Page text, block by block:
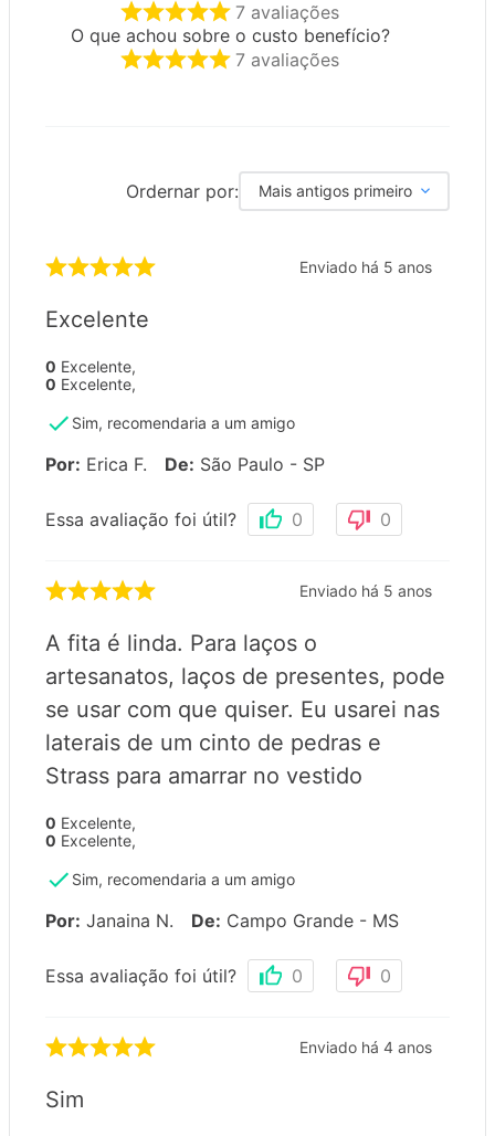
7 avaliações
O que achou sobre o custo benefício?
7 avaliações
Ordernar por: Mais antigos primeiro
Enviado há 5 anos
Excelente
0 Excelente,
0 Excelente,
Sim, recomendaria a um amigo
Por: Erica F. De: São Paulo - SP
Essa avaliação foi útil? 0 0
Enviado há 5 anos
A fita é linda. Para laços o
artesanatos, laços de presentes, pode
se usar com que quiser. Eu usarei nas
laterais de um cinto de pedras e
Strass para amarrar no vestido
0 Excelente,
0 Excelente,
Sim, recomendaria a um amigo
Por: Janaina N. De: Campo Grande - MS
Essa avaliação foi útil? 0 0
Enviado há 4 anos
Sim